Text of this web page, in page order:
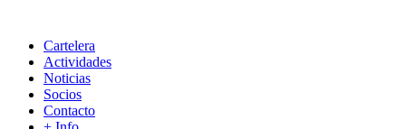
Cartelera
Actividades
Noticias
Socios
Contacto